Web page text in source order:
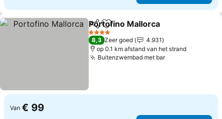
DelenToevoegen aan favorieten
Portofino Mallorca
4 Sterren
8,3 Zeer goed
4.931
op 0.1 km afstand van het strand
Buitenzwembad met barPrijzen
Van € 99